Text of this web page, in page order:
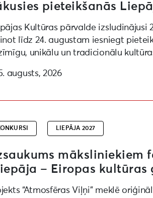
pieteikšanās
Kultūras pārvalde izsludinājusi
līdz 24. augustam iesniegt
unikālu un tradicionālu
augusts, 2026
LIEPĀJA 2027
māksliniekiem
– Eiropas kultūras
“Atmosfēras Viļņi” meklē